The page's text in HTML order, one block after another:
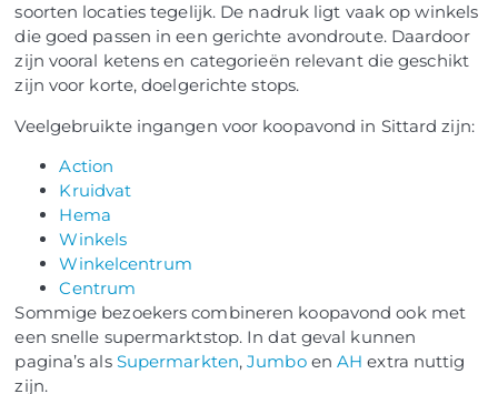
soorten locaties tegelijk. De nadruk ligt vaak op winkels
die goed passen in een gerichte avondroute. Daardoor
zijn vooral ketens en categorieën relevant die geschikt
zijn voor korte, doelgerichte stops.
Veelgebruikte ingangen voor koopavond in Sittard zijn:
Action
Kruidvat
Hema
Winkels
Winkelcentrum
Centrum
Sommige bezoekers combineren koopavond ook met
een snelle supermarktstop. In dat geval kunnen
pagina’s als Supermarkten,JumboenAH extra nuttig
zijn.